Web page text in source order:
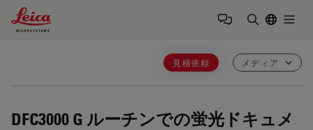
Leica Microsystems Logo
見積依頼 メディア
DFC3000 G ルーチンでの蛍光ドキュメ